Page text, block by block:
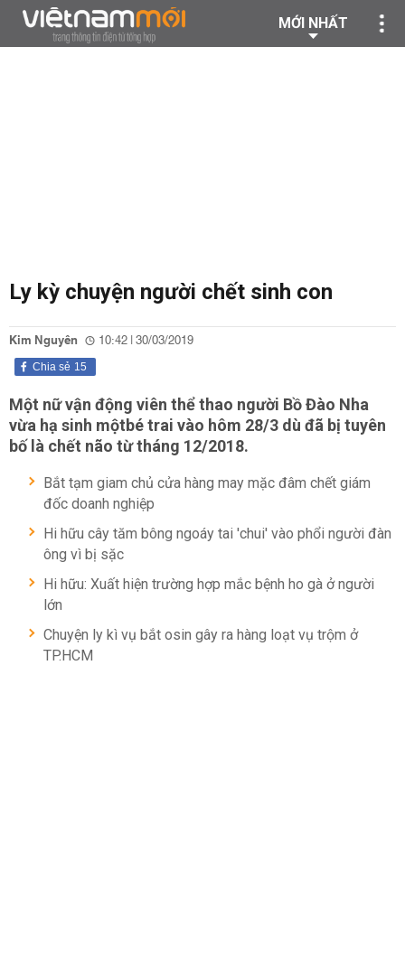
MỚI NHẤT
Ly kỳ chuyện người chết sinh con
Kim Nguyên 10:42 | 30/03/2019
15
Chia sẻ
Một nữ vận động viên thể thao người Bồ Đào Nha
vừa hạ sinh mộtbé trai vào hôm 28/3 dù đã bị tuyên
bố là chết não từ tháng 12/2018.
Bắt tạm giam chủ cửa hàng may mặc đâm chết giám
đốc doanh nghiệp
Hi hữu cây tăm bông ngoáy tai 'chui' vào phổi người đàn
ông vì bị sặc
Hi hữu: Xuất hiện trường hợp mắc bệnh ho gà ở người
lớn
Chuyện ly kì vụ bắt osin gây ra hàng loạt vụ trộm ở
TP.HCM